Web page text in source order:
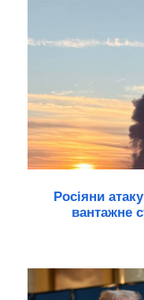
Росіяни
вантажне